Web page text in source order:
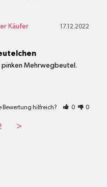
17.12.2022
Mehrwegbeutel.
Bewertung hilfreich? 0 0
>